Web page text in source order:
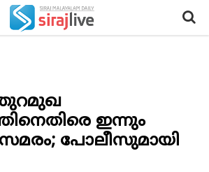
തുറമുഖ
ഇന്നും
പോലീസുമായി